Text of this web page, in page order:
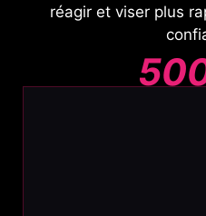
réagir et viser plus